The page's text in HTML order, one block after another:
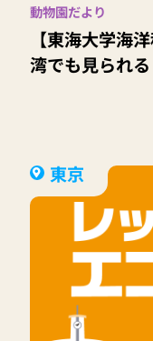
動物園だより
【東海大学海
湾でも見られ
東京